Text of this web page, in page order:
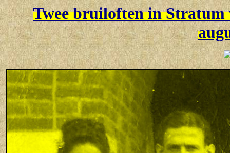
Twee bruiloften in Stratum